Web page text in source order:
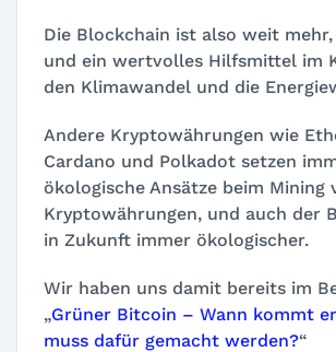
Die Blockchain ist also weit
und ein wertvolles Hilfsmittel im
den Klimawandel und die
Andere Kryptowährungen wie
Cardano und Polkadot setzen
ökologische Ansätze beim Mining
Kryptowährungen, und auch der
in Zukunft immer ökologischer.
Wir haben uns damit bereits im
„Grüner Bitcoin – Wann kommt
muss dafür gemacht werden?“